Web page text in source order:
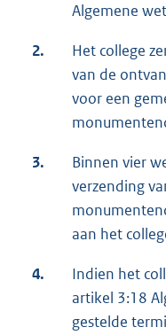
Algemene
2.
Het college
van de
voor een
3.
Binnen vier
verzending
aan het
4.
Indien het
artikel 3:18
gestelde